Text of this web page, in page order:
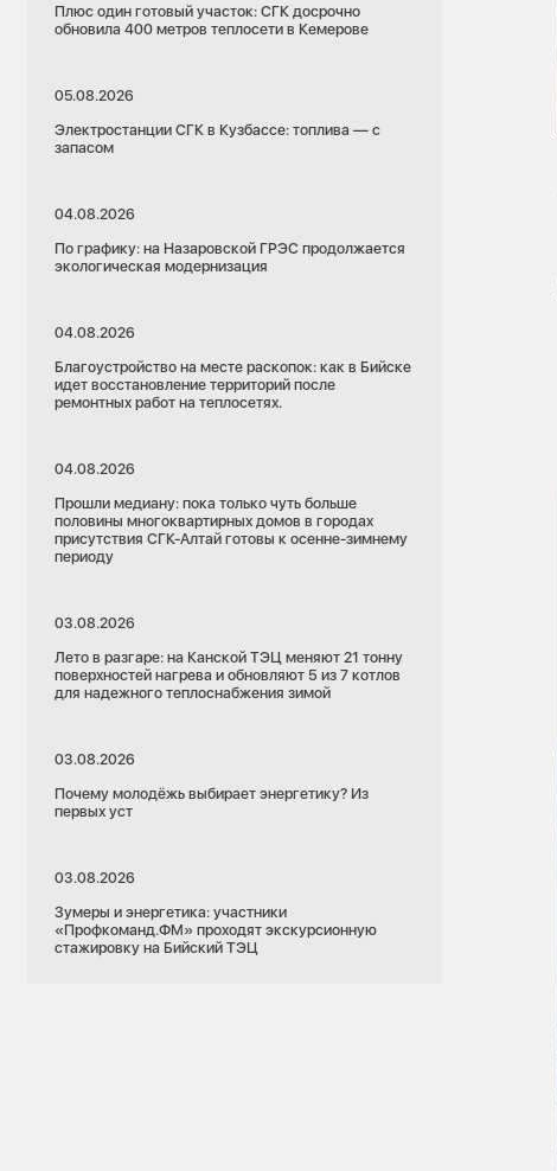
Плюс один готовый участок: СГК досрочно
обновила 400 метров теплосети в Кемерове
05.08.2026
Электростанции СГК в Кузбассе: топлива — с
запасом
04.08.2026
По графику: на Назаровской ГРЭС продолжается
экологическая модернизация
04.08.2026
Благоустройство на месте раскопок: как в Бийске
идет восстановление территорий после
ремонтных работ на теплосетях.
04.08.2026
Прошли медиану: пока только чуть больше
половины многоквартирных домов в городах
присутствия СГК-Алтай готовы к осенне-зимнему
периоду
03.08.2026
Лето в разгаре: на Канской ТЭЦ меняют 21 тонну
поверхностей нагрева и обновляют 5 из 7 котлов
для надежного теплоснабжения зимой
03.08.2026
Почему молодёжь выбирает энергетику? Из
первых уст
03.08.2026
Зумеры и энергетика: участники
«Профкоманд.ФМ» проходят экскурсионную
стажировку на Бийский ТЭЦ